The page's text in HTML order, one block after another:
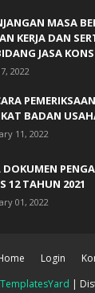
MASA
KERJA DAN
JASA
2022
BADAN
11, 2022
DOKUMEN
12 TAHUN 2021
01, 2022
Login
TemplatesYard |